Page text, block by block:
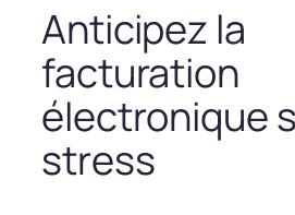
Anticipez la
facturation
électronique
stress